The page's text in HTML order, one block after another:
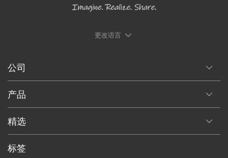
更改语言
公司
产品
精选
标签